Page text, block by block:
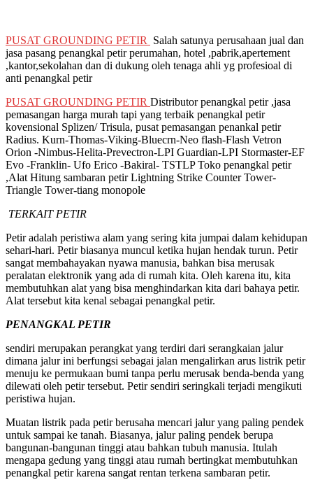
PUSAT GROUNDING PETIR
Salah satunya perusahaan jual dan
jasa pasang penangkal petir perumahan, hotel ,pabrik,apertement
,kantor,sekolahan dan di dukung oleh tenaga ahli yg profesioal di
anti penangkal petir
PUSAT GROUNDING PETIR Distributor penangkal petir ,jasa
pemasangan harga murah tapi yang terbaik penangkal petir
kovensional Splizen/ Trisula, pusat pemasangan penankal petir
Radius. Kurn-Thomas-Viking-Bluecrn-Neo flash-Flash Vetron
Orion -Nimbus-Helita-Prevectron-LPI Guardian-LPI Stormaster-EF
Evo -Franklin- Ufo Erico -Bakiral- TSTLP Toko penangkal petir
,Alat Hitung sambaran petir Lightning Strike Counter Tower-
Triangle Tower-tiang monopole
TERKAIT PETIR
Petir adalah peristiwa alam yang sering kita jumpai dalam kehidupan
sehari-hari. Petir biasanya muncul ketika hujan hendak turun. Petir
sangat membahayakan nyawa manusia, bahkan bisa merusak
peralatan elektronik yang ada di rumah kita. Oleh karena itu, kita
membutuhkan alat yang bisa menghindarkan kita dari bahaya petir.
Alat tersebut kita kenal sebagai penangkal petir.
PENANGKAL PETIR
sendiri merupakan perangkat yang terdiri dari serangkaian jalur
dimana jalur ini berfungsi sebagai jalan mengalirkan arus listrik petir
menuju ke permukaan bumi tanpa perlu merusak benda-benda yang
dilewati oleh petir tersebut. Petir sendiri seringkali terjadi mengikuti
peristiwa hujan.
Muatan listrik pada petir berusaha mencari jalur yang paling pendek
untuk sampai ke tanah. Biasanya, jalur paling pendek berupa
bangunan-bangunan tinggi atau bahkan tubuh manusia. Itulah
mengapa gedung yang tinggi atau rumah bertingkat membutuhkan
penangkal petir karena sangat rentan terkena sambaran petir.